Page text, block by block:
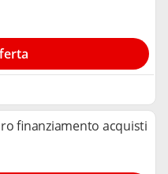
finanziamento acquisti